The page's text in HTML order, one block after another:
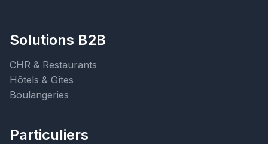
Solutions B2B
CHR & Restaurants
Hôtels & Gîtes
Boulangeries
Particuliers